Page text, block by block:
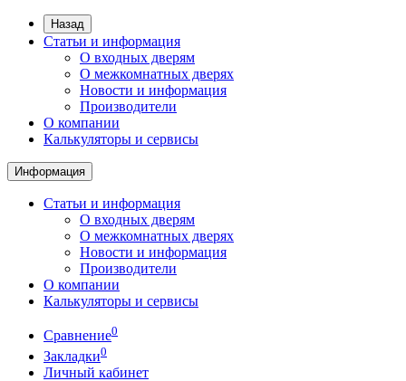
Назад
Статьи и информация
О входных дверям
О межкомнатных дверях
Новости и информация
Производители
О компании
Калькуляторы и сервисы
Информация
Статьи и информация
О входных дверям
О межкомнатных дверях
Новости и информация
Производители
О компании
Калькуляторы и сервисы
Сравнение0
Закладки0
Личный кабинет